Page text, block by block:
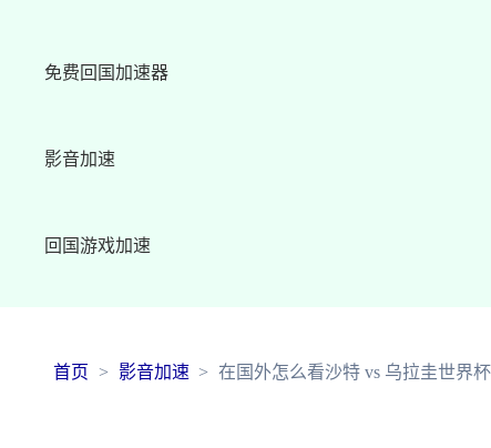
免费回国加速器
影音加速
回国游戏加速
首页 影音加速 在国外怎么看沙特 vs 乌拉圭世界